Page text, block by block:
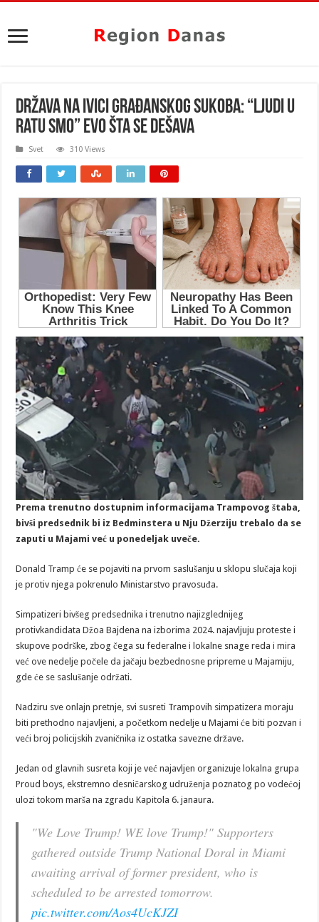
DRŽAVA NA IVICI GRAĐANSKOG SUKOBA: “Ljudi u
ratu smo” Evo šta se dešava
Svet 310 Views
Prema trenutno dostupnim informacijama Trampovog štaba,
bivši predsednik bi iz Bedminstera u Nju Džerziju trebalo da se
zaputi u Majami već u ponedeljak uveče.
Donald Tramp će se pojaviti na prvom saslušanju u sklopu slučaja koji
je protiv njega pokrenulo Ministarstvo pravosuđa.
Simpatizeri bivšeg predsednika i trenutno najizglednijeg
protivkandidata Džoa Bajdena na izborima 2024. najavljuju proteste i
skupove podrške, zbog čega su federalne i lokalne snage reda i mira
već ove nedelje počele da jačaju bezbednosne pripreme u Majamiju,
gde će se saslušanje održati.
Nadziru sve onlajn pretnje, svi susreti Trampovih simpatizera moraju
biti prethodno najavljeni, a početkom nedelje u Majami će biti pozvan i
veći broj policijskih zvaničnika iz ostatka savezne države.
Jedan od glavnih susreta koji je već najavljen organizuje lokalna grupa
Proud boys, ekstremno desničarskog udruženja poznatog po vodećoj
ulozi tokom marša na zgradu Kapitola 6. janaura.
"We Love Trump! WE love Trump!" Supporters
gathered outside Trump National Doral in Miami
awaiting arrival of former president, who is
scheduled to be arrested tomorrow.
pic.twitter.com/Aos4UcKJZI